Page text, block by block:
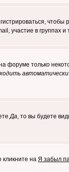
в группах и
форуме только
автоматически
Да, то вы будете
на Я забыл